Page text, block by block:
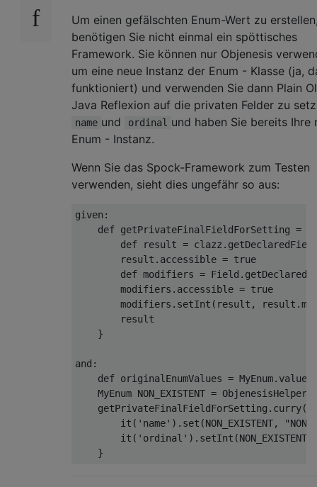
Um einen gefälschten Enum-Wert zu
benötigen Sie nicht einmal ein spöttisches
Framework. Sie können nur Objenesis
um eine neue Instanz der Enum - Klasse (ja,
funktioniert) und verwenden Sie dann Plain
Java Reflexion auf die privaten Felder zu
name und ordinal und haben Sie bereits Ihre
Enum - Instanz.
Wenn Sie das Spock-Framework zum Testen
verwenden, sieht dies ungefähr so ​​aus:
given:
def getPrivateFinalFieldForSetting =
def result =
        result.accessible =
true
def modifiers =
        modifiers.accessible =
true
modifiers.setInt(result,
        result
    }
and:
def originalEnumValues =
MyEnum NON_EXISTENT =
        it(
'name' ).set(NON_EXISTENT,
        it(
'ordinal'